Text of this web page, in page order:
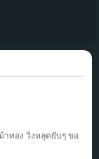
ทอง วิ่งหลุดยับๆ ขอ